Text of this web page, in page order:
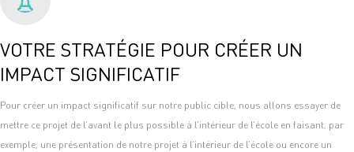
VOTRE STRATÉGIE POUR CRÉER UN
IMPACT SIGNIFICATIF
Pour créer un impact significatif sur notre public cible, nous allons essayer de
mettre ce projet de l’avant le plus possible à l’intérieur de l’école en faisant, par
exemple, une présentation de notre projet à l’intérieur de l’école ou encore un